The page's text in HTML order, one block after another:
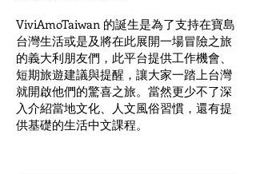
ViviAmoTaiwan 的誕生是為了支持在寶島
台灣生活或是及將在此展開一場冒險之旅
的義大利朋友們，此平台提供工作機會、
短期旅遊建議與提醒，讓大家一踏上台灣
就開啟他們的驚喜之旅。 當然更少不了深
入介紹當地文化、人文風俗習慣，還有提
供基礎的生活中文課程。